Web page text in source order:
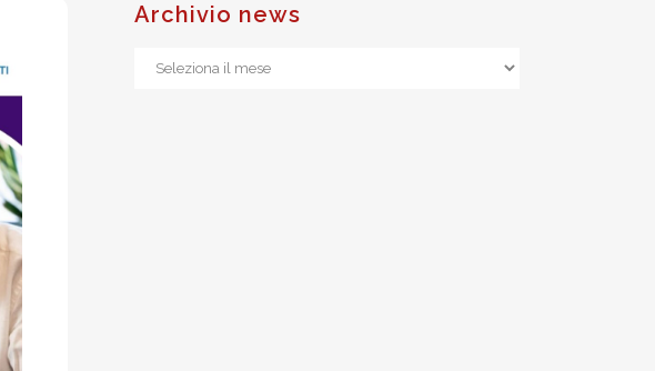
Archivio news
Archivio